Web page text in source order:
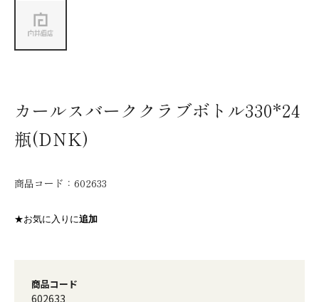
カールスバーククラブボトル330*24
瓶(DNK)
商品コード： 602633
★お気に入りに追加
商品コード
602633